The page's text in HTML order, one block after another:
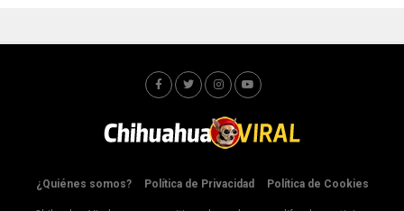
¿Quiénes somos? Política de Privacidad Política de Cookies